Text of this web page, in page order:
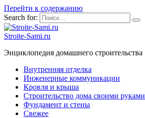
Перейти к содержанию
Search for:
Stroite-Sami.ru
Энциклопедия домашнего строительства
Внутренняя отделка
Инженерные коммуникации
Кровля и крыша
Строительство дома своими руками
Фундамент и стены
Свежее